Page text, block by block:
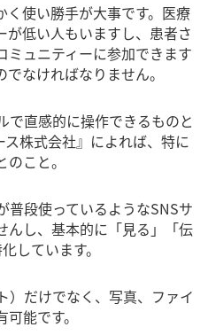
使い勝手が大事です。医療
低い人もいますし、患者さ
ミュニティーに参加できます
なければなりません。
で直感的に操作できるものと
株式会社』によれば、特に
こと。
普段使っているようなSNSサ
んし、基本的に「見る」「伝
しています。
）だけでなく、写真、ファイ
能です。